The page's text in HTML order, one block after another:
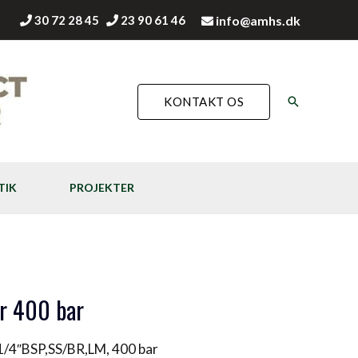
30 72 28 45 23 90 61 46 info@amhs.dk
KONTAKT OS Søg
PROJEKTER
400 bar
BR,LM, 400 bar